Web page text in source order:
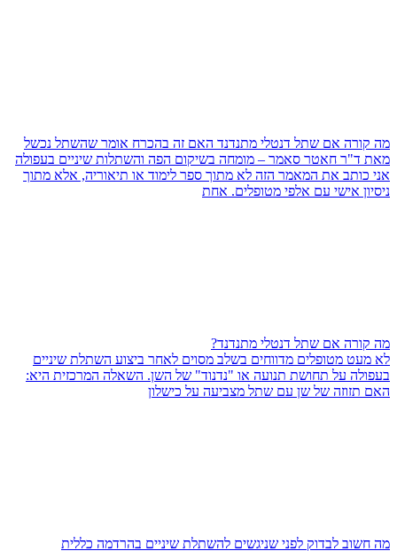
מה קורה אם שתל דנטלי מתנדנד האם זה בהכרח אומר שהשתל נכשל
מאת ד"ר חאטר סאמר – מומחה בשיקום הפה והשתלות שיניים בעפולה
אני כותב את המאמר הזה לא מתוך ספר לימוד או תיאוריה, אלא מתוך
ניסיון אישי עם אלפי מטופלים. אחת
מה קורה אם שתל דנטלי מתנדנד?
לא מעט מטופלים מדווחים בשלב מסוים לאחר ביצוע השתלת שיניים
בעפולה על תחושת תנועה או "נדנוד" של השן. השאלה המרכזית היא:
האם תזוזה של שן עם שתל מצביעה על כישלון
מה חשוב לבדוק לפני שניגשים להשתלת שיניים בהרדמה כללית